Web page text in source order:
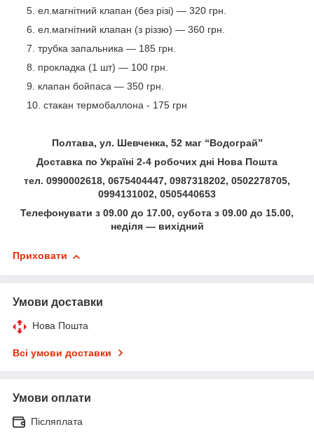
ел.магнітний клапан (без різі) — 320 грн.
ел.магнітний клапан (з різзю) — 360 грн.
трубка запальника — 185 грн.
прокладка (1 шт) ― 100 грн.
клапан бойпаса ― 350 грн.
стакан термобаллона - 175 грн
Полтава, ул. Шевченка, 52 маг “Водограй”
Доставка по Україні 2-4 робочих дні Нова Пошта
тел. 0990002618, 0675404447, 0987318202, 0502278705,
0994131002, 0505440653
Телефонувати з 09.00 до 17.00, субота з 09.00 до 15.00,
неділя — вихідний
Приховати
Умови доставки
Нова Пошта
Всі умови доставки
Умови оплати
Післяплата